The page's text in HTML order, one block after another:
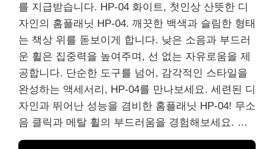
를 지급받습니다. HP-04 화이트, 첫인상 산뜻한 디
자인의 홈플래닛 HP-04. 깨끗한 백색과 슬림한 형태
는 책상 위를 돋보이게 합니다. 낮은 소음과 부드러
운 휠은 집중력을 높여주며, 선 없는 자유로움을 제
공합니다. 단순한 도구를 넘어, 감각적인 스타일을
완성하는 액세서리, HP-04를 만나보세요. 세련된 디
자인과 뛰어난 성능을 겸비한 홈플래닛 HP-04! 무소
음 클릭과 메탈 휠의 부드러움을 경험해보세요. …